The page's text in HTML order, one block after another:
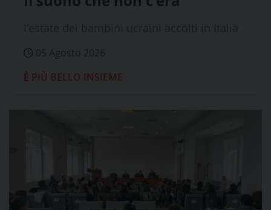
05 Agosto 2026
È PIÙ BELLO INSIEME